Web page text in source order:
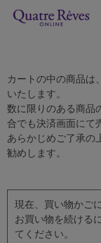
カートの中の商品は
いたします。
数に限りのある商品
合でも決済画面にて
あらかじめご了承の
勧めします。
現在、買い物かご
お買い物を続ける
てください。